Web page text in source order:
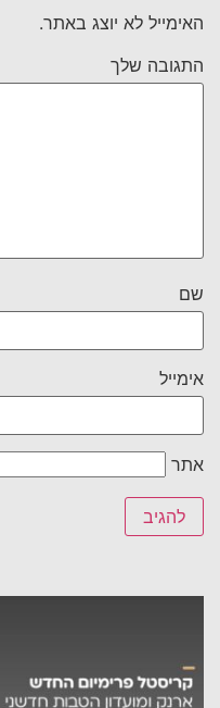
האימייל לא יוצג באתר.
התגובה שלך
שם
אימייל
אתר